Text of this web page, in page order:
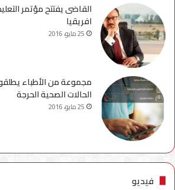
القاضى يفتتح مؤتمر
افريقيا
25 مايو، 2016
مجموعة من الأطباء
الحالات الصحية الحرجة
25 مايو، 2016
فيديو